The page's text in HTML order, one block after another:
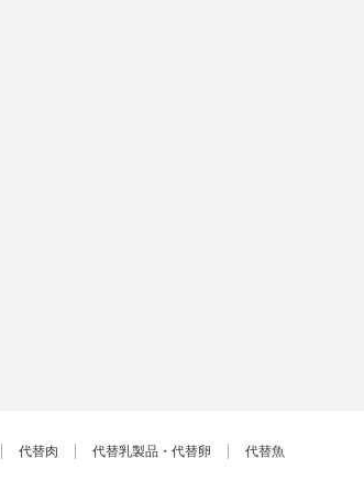
代替肉 代替乳製品・代替卵 代替魚